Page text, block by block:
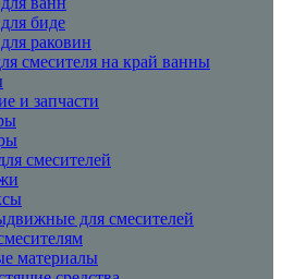
биде
раковин
смесителя на край ванны
и запчасти
смесителей
для смесителей
материалы